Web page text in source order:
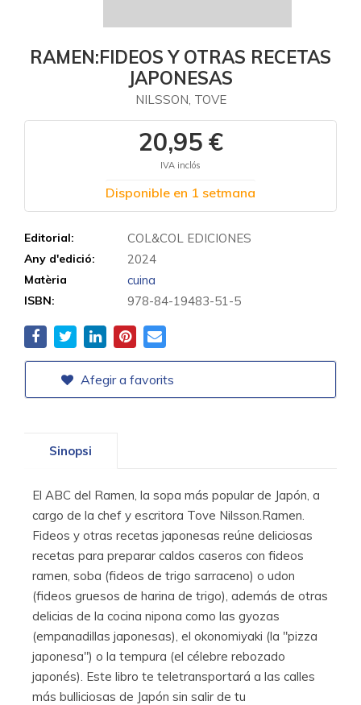
RAMEN:FIDEOS Y OTRAS RECETAS
JAPONESAS
NILSSON, TOVE
20,95 €
IVA inclós
Disponible en 1 setmana
Editorial: COL&COL EDICIONES
Any d'edició: 2024
Matèria cuina
ISBN: 978-84-19483-51-5
Afegir a favorits
Sinopsi
El ABC del Ramen, la sopa más popular de Japón, a
cargo de la chef y escritora Tove Nilsson.Ramen.
Fideos y otras recetas japonesas reúne deliciosas
recetas para preparar caldos caseros con fideos
ramen, soba (fideos de trigo sarraceno) o udon
(fideos gruesos de harina de trigo), además de otras
delicias de la cocina nipona como las gyozas
(empanadillas japonesas), el okonomiyaki (la "pizza
japonesa") o la tempura (el célebre rebozado
japonés). Este libro te teletransportará a las calles
más bulliciosas de Japón sin salir de tu